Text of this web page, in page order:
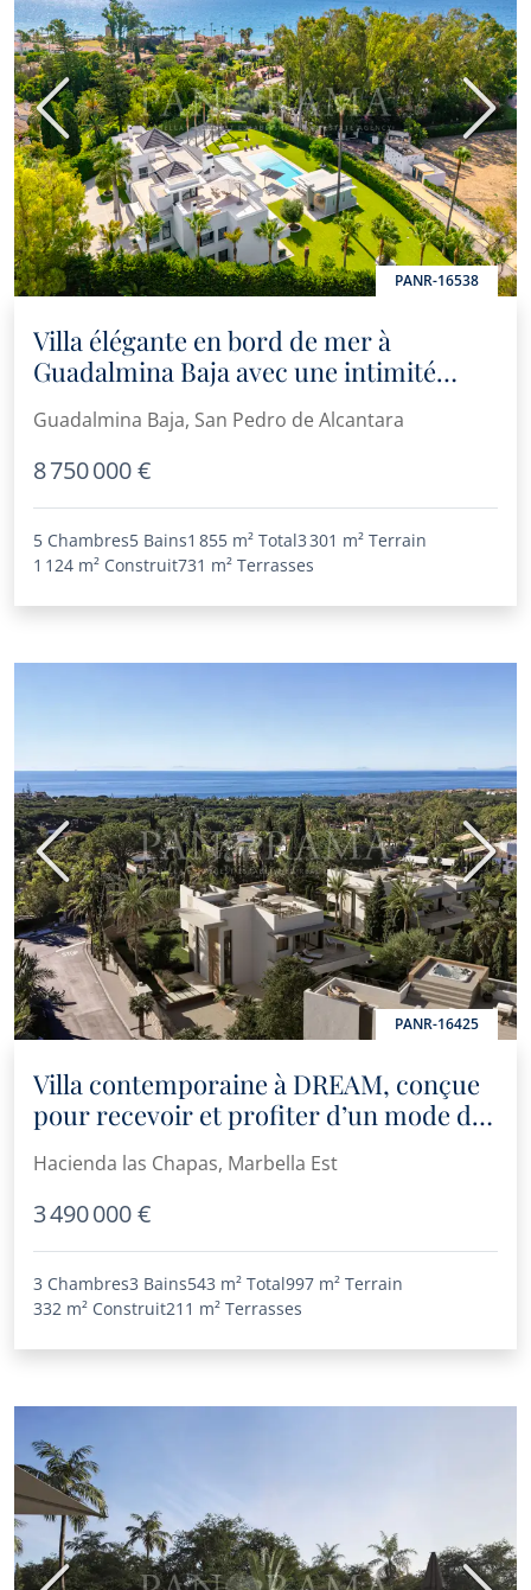
PANR-16538
Précédent
Villa élégante en bord de mer à
Guadalmina Baja avec une intimité
exceptionnelle et un design
contemporain
Guadalmina Baja, San Pedro de Alcantara
8 750 000 €
5 Chambres5 Bains1 855 m² Total3 301 m² Terrain
1 124 m² Construit731 m² Terrasses
PANR-16425
Précédent
Villa contemporaine à DREAM, conçue
pour recevoir et profiter d’un mode de
vie moderne à Hacienda Las Chapas
Hacienda las Chapas, Marbella Est
3 490 000 €
3 Chambres3 Bains543 m² Total997 m² Terrain
332 m² Construit211 m² Terrasses